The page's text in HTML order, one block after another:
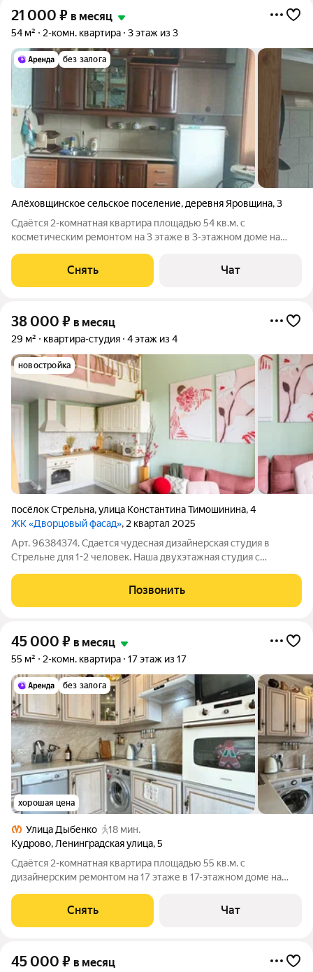
21 000 ₽ в месяц
54 м² 2-комн. квартира 3 этаж из 3
без залога
Алёховщинское сельское поселение, деревня Яровщина,3
Сдаётся 2-комнатная квартира площадью 54 кв.м. с
косметическим ремонтом на 3 этаже в 3-этажном доме на
Холодильник Микроволновка Дом - панельный. Жилец
оплачивает все коммунальные услуги по
Снять Чат
38 000 ₽ в месяц
29 м² квартира-студия 4 этаж из 4
новостройка
посёлок Стрельна,улица Константина Тимошинина,4
ЖК «Дворцовый фасад», 2 квартал 2025
Арт. 96384374. Сдается чудесная дизайнерская студия в
Стрельне для 1-2 человек. Наша двухэтажная студия с
полностью оборудована новой мебелью и техникой, есть всё
от посудомоечной машины до рабочего
Позвонить
45 000 ₽ в месяц
55 м² 2-комн. квартира 17 этаж из 17
без залога
хорошая цена
Улица Дыбенко
18 мин.
Кудрово, Ленинградская улица,5
Сдаётся 2-комнатная квартира площадью 55 кв.м. с
дизайнерским ремонтом на 17 этаже в 17-этажном доме на
Стиральная машина Холодильник Посудомоечная машина Дом
- кирпичный, окна выходят
Снять Чат
45 000 ₽ в месяц